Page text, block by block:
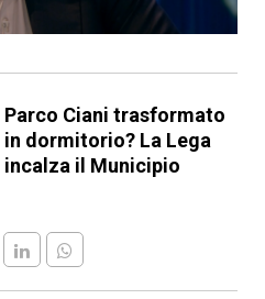
Parco Ciani trasformato
in dormitorio? La Lega
incalza il Municipio